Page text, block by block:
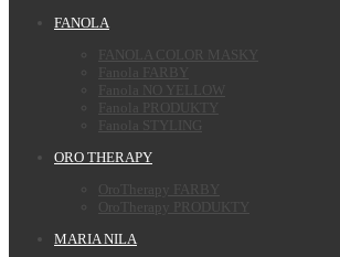
FANOLA
FANOLA COLOR MASKY
Fanola FARBY
Fanola NO YELLOW
Fanola PRODUKTY
Fanola STYLING
ORO THERAPY
OroTherapy FARBY
OroTherapy PRODUKTY
MARIA NILA